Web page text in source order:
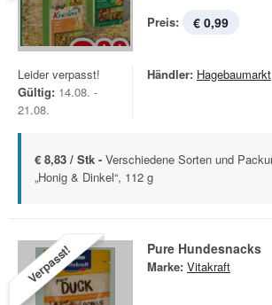
Preis: € 0,99
Leider verpasst!
Gültig: 14.08. -
21.08.
Händler: Hagebaumarkt
€ 8,83 / Stk - Verschiedene Sorten und
„Honig & Dinkel“, 112 g
Verpasst! Pure Hundesnacks
Marke: Vitakraft